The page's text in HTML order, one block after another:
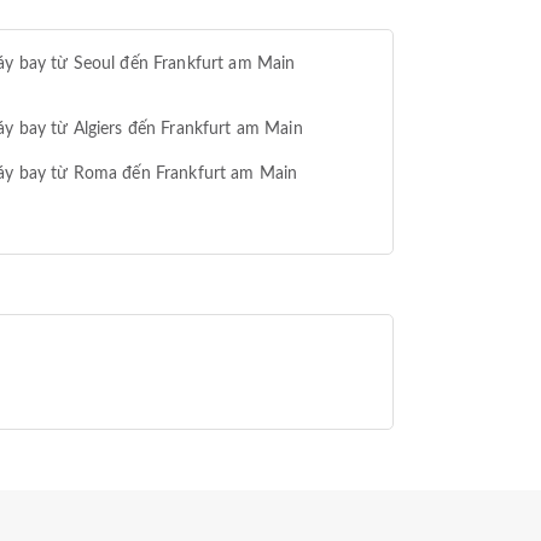
bay từ Seoul đến Frankfurt am Main
bay từ Algiers đến Frankfurt am Main
bay từ Roma đến Frankfurt am Main